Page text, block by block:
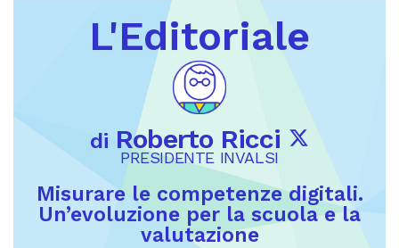
L'Editoriale
di Roberto Ricci
PRESIDENTE INVALSI
Misurare le competenze digitali.
Un’evoluzione per la scuola e la
valutazione